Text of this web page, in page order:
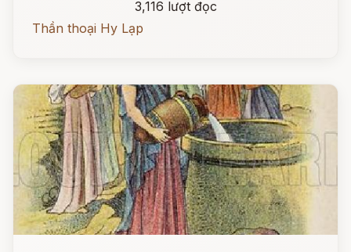
3,116 lượt đọc
Thần thoại Hy Lạp